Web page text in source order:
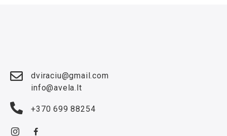
dviraciu@gmail.com
info@avela.lt
+370 699 88254